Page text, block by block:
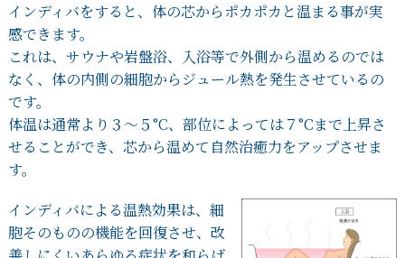
インディバをすると、体の芯からポカポカと温まる事が実
感できます。
これは、サウナや岩盤浴、入浴等で外側から温めるのでは
なく、体の内側の細胞からジュール熱を発生させているの
です。
体温は通常より３～５°C、部位によっては７°Cまで上昇さ
せることができ、芯から温めて自然治癒力をアップさせま
す。
インディバによる温熱効果は、細
胞そのものの機能を回復させ、改